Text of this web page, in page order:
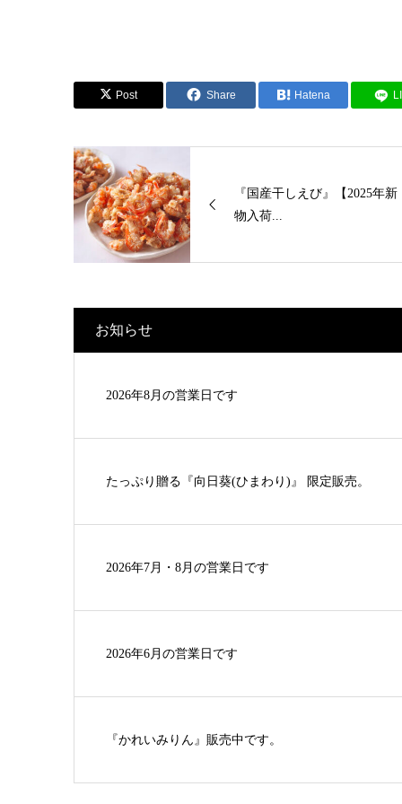
Post Share Hatena
『国産干しえび』【2025年新
物入荷...
お知らせ
2026年8月の営業日です
たっぷり贈る『向日葵(ひまわり)』 限定販売。
2026年7月・8月の営業日です
2026年6月の営業日です
『かれいみりん』販売中です。